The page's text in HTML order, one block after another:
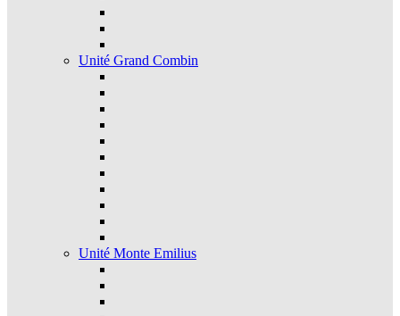
Unité Grand Combin
Unité Monte Emilius